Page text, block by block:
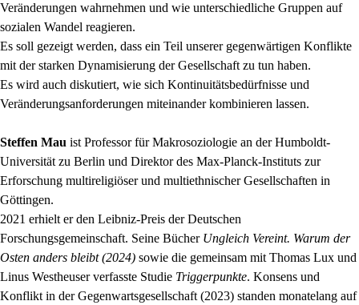
Veränderungen wahrnehmen und wie unterschiedliche Gruppen auf
sozialen Wandel reagieren.
Es soll gezeigt werden, dass ein Teil unserer gegenwärtigen Konflikte
mit der starken Dynamisierung der Gesellschaft zu tun haben.
Es wird auch diskutiert, wie sich Kontinuitätsbedürfnisse und
Veränderungsanforderungen miteinander kombinieren lassen.
Steffen Mau ist Professor für Makrosoziologie an der Humboldt-
Universität zu Berlin und Direktor des Max-Planck-Instituts zur
Erforschung multireligiöser und multiethnischer Gesellschaften in
Göttingen.
2021 erhielt er den Leibniz-Preis der Deutschen
Forschungsgemeinschaft. Seine Bücher Ungleich Vereint. Warum der
Osten anders bleibt (2024) sowie die gemeinsam mit Thomas Lux und
Linus Westheuser verfasste Studie Triggerpunkte. Konsens und
Konflikt in der Gegenwartsgesellschaft (2023) standen monatelang auf